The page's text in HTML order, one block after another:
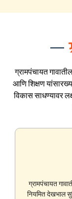
ग्रामपंचायत
आणि शिक्षण
विकास साधण्यावर
ग्रामपंचायत
नियमित देखभाल